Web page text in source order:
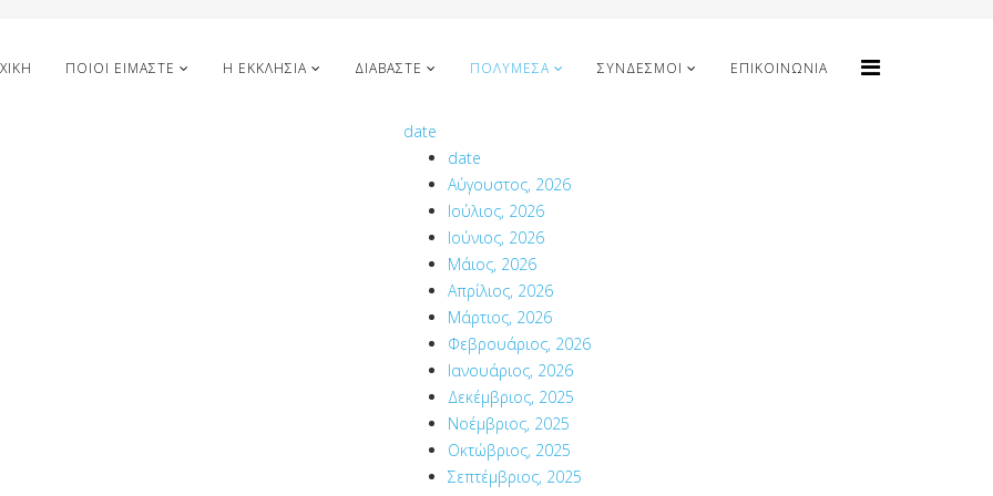
ΠΟΙΟΙ ΕΊΜΑΣΤΕ Η ΕΚΚΛΗΣΊΑ ΔΙΑΒΆΣΤΕ ΠΟΛΥΜΈΣΑ ΣΎΝΔΕΣΜΟΙ ΕΠΙΚΟΙΝΩΝΊΑ
date
date
Αύγουστος, 2026
Ιούλιος, 2026
Ιούνιος, 2026
Μάιος, 2026
Απρίλιος, 2026
Μάρτιος, 2026
Φεβρουάριος, 2026
Ιανουάριος, 2026
Δεκέμβριος, 2025
Νοέμβριος, 2025
Οκτώβριος, 2025
Σεπτέμβριος, 2025